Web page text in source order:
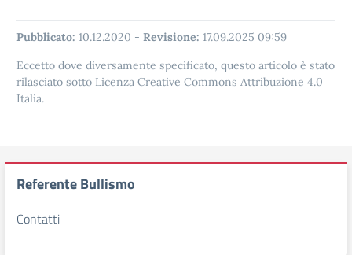
Pubblicato: 10.12.2020 - Revisione: 17.09.2025 09:59
Eccetto dove diversamente specificato, questo articolo è stato
rilasciato sotto Licenza Creative Commons Attribuzione 4.0
Italia.
Referente Bullismo
Contatti